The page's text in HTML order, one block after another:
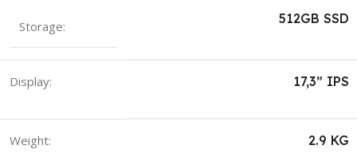
Storage: 512GB SSD
Display: 17,3” IPS
Weight: 2.9 KG